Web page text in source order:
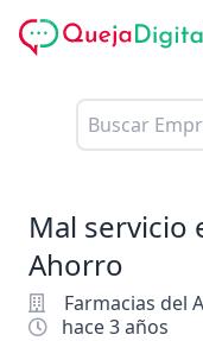
Mal servicio
Ahorro
Farmacias del
hace 3 años